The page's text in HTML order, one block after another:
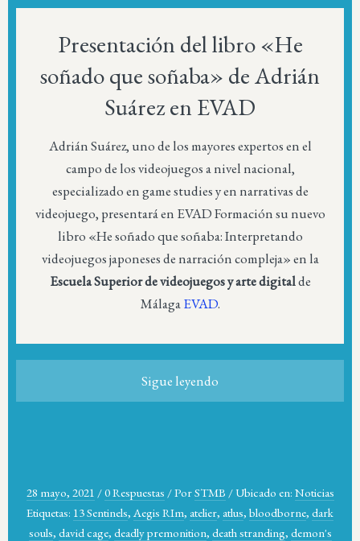
Presentación del libro «He
soñado que soñaba» de Adrián
Suárez en EVAD
Adrián Suárez, uno de los mayores expertos en el
campo de los videojuegos a nivel nacional,
especializado en game studies y en narrativas de
videojuego, presentará en EVAD Formación su nuevo
libro «He soñado que soñaba: Interpretando
videojuegos japoneses de narración compleja» en la
Escuela Superior de videojuegos y arte digitalde
MálagaEVAD.
Sigue leyendo
28 mayo, 2021 /0 Respuestas /PorSTMB / Ubicado en: Noticias
Etiquetas: 13 Sentinels, Aegis RIm, atelier, atlus, bloodborne, dark
souls, david cage, deadly premonition, death stranding, demon's